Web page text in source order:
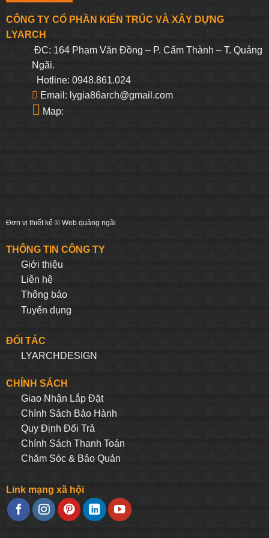
CÔNG TY CỔ PHẦN KIẾN TRÚC VÀ XÂY DỰNG
LYARCH
ĐC: 164 Phạm Văn Đồng – P. Cẩm Thành – T. Quảng
Ngãi.
Hotline: 0948.861.024
Email: lygia86arch@gmail.com
Map:
Đơn vị thiết kế © Web quảng ngãi
THÔNG TIN CÔNG TY
Giới thiệu
Liên hệ
Thông báo
Tuyển dụng
ĐỐI TÁC
LYARCHDESIGN
CHÍNH SÁCH
Giao Nhận Lắp Đặt
Chính Sách Bảo Hành
Quy Định Đối Trả
Chính Sách Thanh Toán
Chăm Sóc & Bảo Quản
Link mạng xã hội